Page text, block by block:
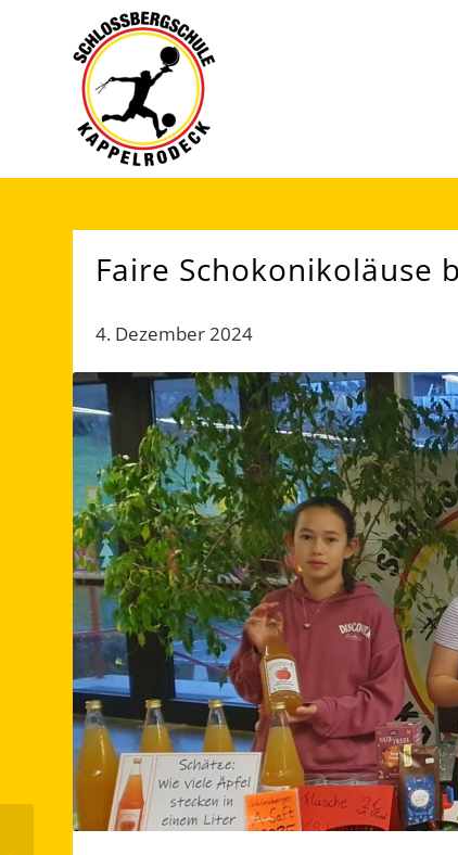
Faire Schokonikoläuse
4. Dezember 2024